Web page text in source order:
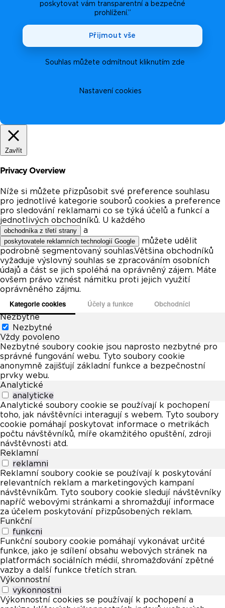
poskytovat vám transparentní a bezpečné
prohlížení.”
Nastavení cookies
Souhlas můžete odmítnout kliknutím zde
Přijmout vše
Zavřít
Privacy Overview
Níže si můžete přizpůsobit své preference souhlasu
pro jednotlivé kategorie souborů cookies a preference
pro sledování reklamami co se týká účelů a funkcí a
jednotlivých obchodníků. U každého
obchodníka z třetí strany a
poskytovatele reklamních technologií Google
můžete udělit
podrobně segmentovaný souhlas.Většina obchodníků
vyžaduje výslovný souhlas se zpracováním osobních
údajů a část se jich spoléhá na oprávněný zájem. Máte
ovšem právo vznést námitku proti jejich využití
oprávněného zájmu.
Kategorie cookies Účely a funkce Obchodníci
Nezbytné
Nezbytné
Vždy povoleno
Nezbytné soubory cookie jsou naprosto nezbytné pro
správné fungování webu. Tyto soubory cookie
anonymně zajišťují základní funkce a bezpečnostní
prvky webu.
Analytické
analyticke
Analytické soubory cookie se používají k pochopení
toho, jak návštěvníci interagují s webem. Tyto soubory
cookie pomáhají poskytovat informace o metrikách
počtu návštěvníků, míře okamžitého opuštění, zdroji
návštěvnosti atd.
Reklamní
reklamni
Reklamní soubory cookie se používají k poskytování
relevantních reklam a marketingových kampaní
návštěvníkům. Tyto soubory cookie sledují návštěvníky
napříč webovými stránkami a shromažďují informace
za účelem poskytování přizpůsobených reklam.
Funkční
funkcni
Funkční soubory cookie pomáhají vykonávat určité
funkce, jako je sdílení obsahu webových stránek na
platformách sociálních médií, shromažďování zpětné
vazby a další funkce třetích stran.
Výkonnostní
vykonnostni
Výkonnostní cookies se používají k pochopení a